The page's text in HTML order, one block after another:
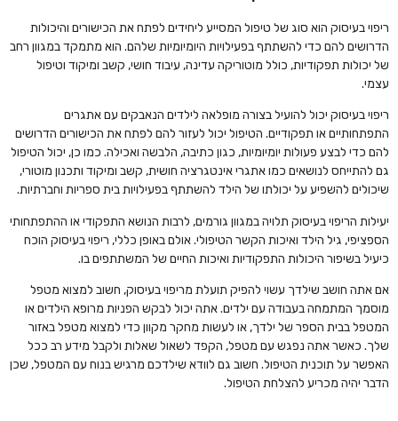
ריפוי בעיסוק הוא סוג של טיפול המסייע ליחידים לפתח את הכישורים והיכולות
הדרושים להם כדי להשתתף בפעילויות היומיומיות שלהם. הוא מתמקד במגוון רחב
של יכולות תפקודיות, כולל מוטוריקה עדינה, עיבוד חושי, קשב ומיקוד וטיפול
עצמי.
ריפוי בעיסוק יכול להועיל בצורה מופלאה לילדים הנאבקים עם אתגרים
התפתחותיים או תפקודיים. הטיפול יכול לעזור להם לפתח את הכישורים הדרושים
להם כדי לבצע פעולות יומיומיות, כגון כתיבה, הלבשה ואכילה. כמו כן, יכול הטיפול
גם להתייחס לנושאים כמו אתגרי אינטגרציה חושית, קשב ומיקוד ותכנון מוטורי,
שיכולים להשפיע על יכולתו של הילד להשתתף בפעילויות בית ספריות וחברתיות.
יעילות הריפוי בעיסוק תלויה במגוון גורמים, לרבות הנושא התפקודי או ההתפתחותי
הספציפי, גיל הילד ואיכות הקשר הטיפולי. אולם באופן כללי, ריפוי בעיסוק הוכח
כיעיל בשיפור היכולות התפקודיות ואיכות החיים של המשתתפים בו.
אם אתה חושב שילדך עשוי להפיק תועלת מריפוי בעיסוק, חשוב למצוא מטפל
מוסמך המתמחה בעבודה עם ילדים. אתה יכול לבקש הפניות מרופא הילדים או
המטפל בבית הספר של ילדך, או לעשות מחקר מקוון כדי למצוא מטפל באזור
שלך. כאשר אתה נפגש עם מטפל, הקפד לשאול שאלות ולקבל מידע רב ככל
האפשר על תוכנית הטיפול. חשוב גם לוודא שילדכם מרגיש בנוח עם המטפל, שכן
הדבר יהיה מכריע להצלחת הטיפול.